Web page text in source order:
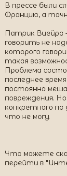
В прессе были
Францию, а
Патрик Виейра
говорить не
которого
такая
Проблема
последнее
постоянно
повреждения.
конкретного по
что не могу.
Что можете
перейти в